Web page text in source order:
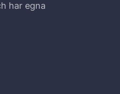
har egna